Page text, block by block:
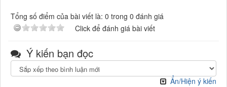
Tổng số điểm của bài viết là: 0 trong 0 đánh giá
Click để đánh giá bài viết
Ý kiến bạn đọc
Ẩn/Hiện ý kiến